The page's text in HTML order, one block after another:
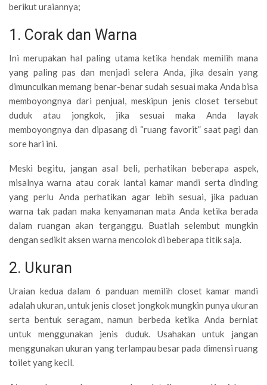
berikut uraiannya;
1. Corak dan Warna
Ini merupakan hal paling utama ketika hendak memilih mana
yang paling pas dan menjadi selera Anda, jika desain yang
dimunculkan memang benar-benar sudah sesuai maka Anda bisa
memboyongnya dari penjual, meskipun jenis closet tersebut
duduk atau jongkok, jika sesuai maka Anda layak
memboyongnya dan dipasang di “ruang favorit” saat pagi dan
sore hari ini.
Meski begitu, jangan asal beli, perhatikan beberapa aspek,
misalnya warna atau corak lantai kamar mandi serta dinding
yang perlu Anda perhatikan agar lebih sesuai, jika paduan
warna tak padan maka kenyamanan mata Anda ketika berada
dalam ruangan akan terganggu. Buatlah selembut mungkin
dengan sedikit aksen warna mencolok di beberapa titik saja.
2. Ukuran
Uraian kedua dalam 6 panduan memilih closet kamar mandi
adalah ukuran, untuk jenis closet jongkok mungkin punya ukuran
serta bentuk seragam, namun berbeda ketika Anda berniat
untuk menggunakan jenis duduk. Usahakan untuk jangan
menggunakan ukuran yang terlampau besar pada dimensi ruang
toilet yang kecil.